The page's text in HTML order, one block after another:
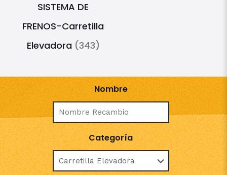
SISTEMA DE
FRENOS-Carretilla
Elevadora (343)
Nombre
Categoría